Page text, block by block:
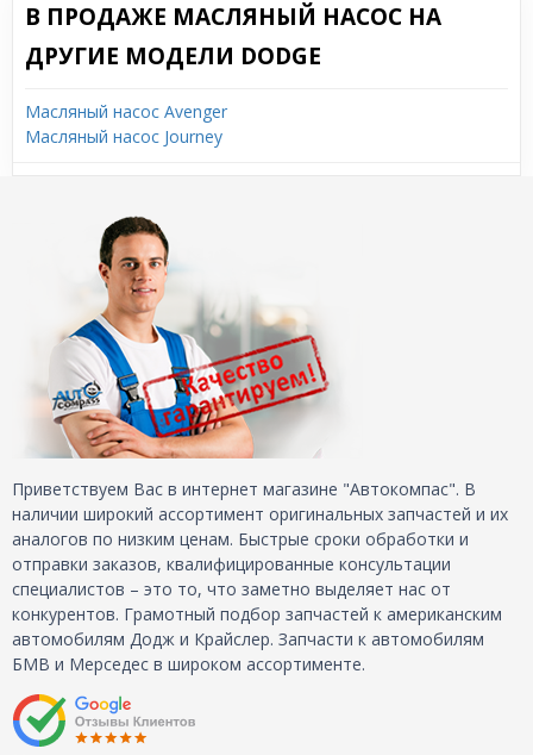
В ПРОДАЖЕ МАСЛЯНЫЙ НАСОС НА
ДРУГИЕ МОДЕЛИ DODGE
Масляный насос Avenger
Масляный насос Journey
Приветствуем Вас в интернет магазине "Автокомпас". В
наличии широкий ассортимент оригинальных запчастей и их
аналогов по низким ценам. Быстрые сроки обработки и
отправки заказов, квалифицированные консультации
специалистов – это то, что заметно выделяет нас от
конкурентов. Грамотный подбор запчастей к американским
автомобилям Додж и Крайслер. Запчасти к автомобилям
БМВ и Мерседес в широком ассортименте.